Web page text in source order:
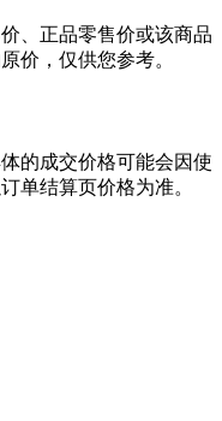
、正品零售价或该商品
价，仅供您参考。
的成交价格可能会因使
单结算页价格为准。